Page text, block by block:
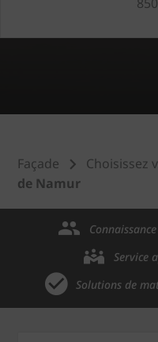
Façade Choisissez
de Namur
Service
Solutions de